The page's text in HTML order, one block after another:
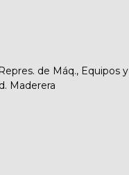
de Máq., Equipos y
Maderera